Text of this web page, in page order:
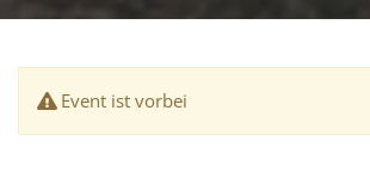
Event ist vorbei